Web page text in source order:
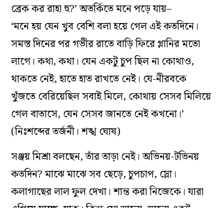
ব্রেক কর রাহা হু?’ অতর্কিতে মনে পড়ে যায়–
‘মনে হয় যেন খুব বেশি বলা হয়ে গেল এই কতদিনে।
সমস্ত দিনের পর গভীর রাতে বাড়ি ফিরে গ্লানির মতো
লাগে। কথা, কথা। যেন একটু চুপ ছিল না কোথাও,
থাকতে নেই, হাতে হাত রাখতে নেই। যে-নীরবকে
খুঁজতে বেরিয়েছিল সবাই মিলে, কোথায় সেসব মিলিয়ে
গেল বাতাসে, যেন সেসব জানতে নেই কখনো।’
(নিঃশব্দের তর্জনী। শঙ্খ ঘোষ)
সঞ্জয় মিশ্রা বলছেন, তাঁর তাড়া নেই। অভিনয়-টভিনয়
কতদিন? মাঝে মাঝে সব ছেড়ে, চুপচাপ, স্লো।
কলাগাছের লাল ফুল দেখা। শান্ত করা নিজেকে। যারা